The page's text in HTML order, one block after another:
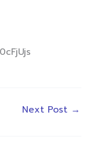
Next Post →